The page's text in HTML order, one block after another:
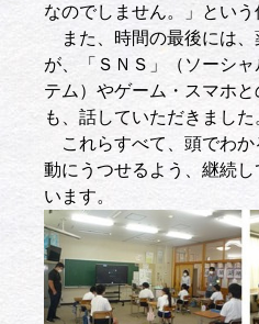
なのでしません。」という
また、時間の最後には、
が、「ＳＮＳ」（ソーシ
テム）やゲーム・スマホ
も、話していただきました
これらすべて、頭でわか
動にうつせるよう、継続
います。